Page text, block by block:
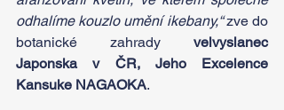
odhalíme kouzlo umění ikebany,“ zve do
botanické zahrady velvyslanec
Japonska v ČR, Jeho Excelence
Kansuke NAGAOKA.